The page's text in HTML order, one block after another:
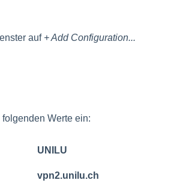
auf + Add Configuration...
Werte ein:
UNILU
vpn2.unilu.ch